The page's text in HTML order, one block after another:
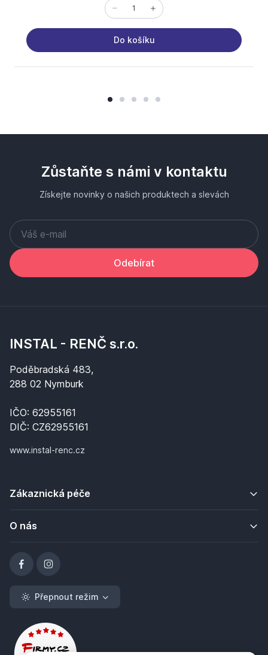
Do košíku
Zůstaňte s námi v kontaktu
Získejte novinky o našich produktech a slevách
Odebírat
INSTAL - RENČ s.r.o.
Poděbradská 483,
288 02 Nymburk
IČO: 62955161
DIČ: CZ62955161
www.instal-renc.cz
Zákaznická péče
O nás
Přepnout režim